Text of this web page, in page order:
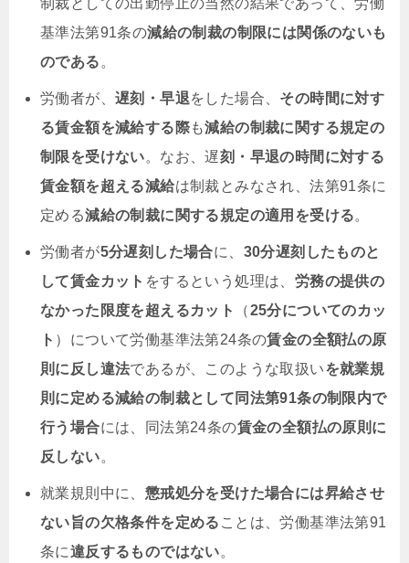
制裁としての出勤停止の当然の結果であって、労働
基準法第91条の減給の制裁の制限には関係のないも
のである 。
労働者が、 遅刻・早退をした場合、 その時間に対す
る賃金額を減給する際も減給の制裁に関する規定の
制限を受けない。なお、遅刻・早退の時間に対する
賃金額を超える減給は制裁とみなされ、法第91条に
定める減給の制裁に関する規定の適用を受ける。
労働者が5分遅刻した場合に、 30分遅刻したものと
して賃金カット をするという処理は、 労務の提供の
なかった限度を超えるカット
（25分についてのカッ
ト ）について労働基準法第24条の賃金の全額払の原
則に反し違法であるが、このような取扱いを就業規
則に定める減給の制裁として同法第91条の制限内で
行う場合には、同法第24条の賃金の全額払の原則に
反しない。
就業規則中に、 懲戒処分を受けた場合には昇給させ
ない旨の欠格条件を定める ことは、労働基準法第91
条に違反するものではない。